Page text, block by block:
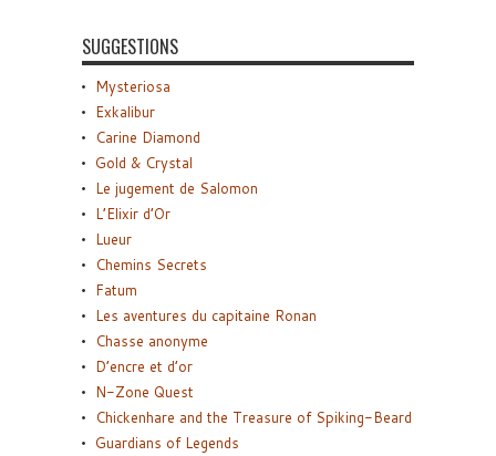
SUGGESTIONS
Mysteriosa
Exkalibur
Carine Diamond
Gold & Crystal
Le jugement de Salomon
L’Elixir d’Or
Lueur
Chemins Secrets
Fatum
Les aventures du capitaine Ronan
Chasse anonyme
D’encre et d’or
N-Zone Quest
Chickenhare and the Treasure of Spiking-Beard
Guardians of Legends